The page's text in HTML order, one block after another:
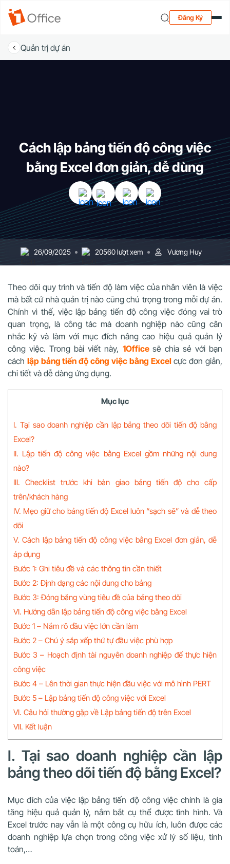
Đăng Ký
Quản trị dự án
Cách lập bảng tiến độ công việc
bằng Excel đơn giản, dễ dùng
26/09/2025 20560 lượt xem Vương Huy
Theo dõi quy trình và tiến độ làm việc của nhân viên là việc
mà bất cứ nhà quản trị nào cũng chú trọng trong mỗi dự án.
Chính vì thế, việc lập bảng tiến độ công việc đóng vai trò
quan trọng, là công tác mà doanh nghiệp nào cũng cân
nhắc kỹ và làm với mục đích nâng cao hiệu quả quản lý
công việc. Trong bài viết này, 1Office sẽ chia sẻ với bạn
cách lập bảng tiến độ công việc bằng Excelcực đơn giản,
chi tiết và dễ dàng ứng dụng.
Mục lục
I. Tại sao doanh nghiệp cần lập bảng theo dõi tiến độ bằng
Excel?
II. Lập tiến độ công việc bằng Excel gồm những nội dung
nào?
III. Checklist trước khi bàn giao bảng tiến độ cho cấp
trên/khách hàng
IV. Mẹo giữ cho bảng tiến độ Excel luôn “sạch sẽ” và dễ theo
dõi
V. Cách lập bảng tiến độ công việc bằng Excel đơn giản, dễ
áp dụng
Bước 1: Ghi tiêu đề và các thông tin cần thiết
Bước 2: Định dạng các nội dung cho bảng
Bước 3: Đóng băng vùng tiêu đề của bảng theo dõi
VI. Hướng dẫn lập bảng tiến độ công việc bằng Excel
Bước 1 – Nắm rõ đầu việc lớn cần làm
Bước 2 – Chú ý sắp xếp thứ tự đầu việc phù hợp
Bước 3 – Hoạch định tài nguyên doanh nghiệp để thực hiện
công việc
Bước 4 – Lên thời gian thực hiện đầu việc với mô hình PERT
Bước 5 – Lập bảng tiến độ công việc với Excel
VI. Câu hỏi thường gặp về Lập bảng tiến độ trên Excel
VII. Kết luận
I. Tại sao doanh nghiệp cần lập
bảng theo dõi tiến độ bằng Excel?
Mục đích của việc lập bảng tiến độ công việc chính là gia
tăng hiệu quả quản lý, nắm bắt cụ thể được tình hình. Và
Excel trước nay vẫn là một công cụ hữu ích, luôn được các
doanh nghiệp lựa chọn trong công việc xử lý số liệu, tính
toán,…